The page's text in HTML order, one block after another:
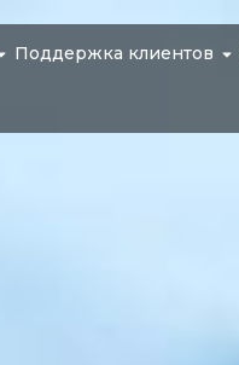
Поддержка клиентов